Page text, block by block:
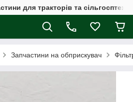
для тракторів та
Запчастини на обприскувач